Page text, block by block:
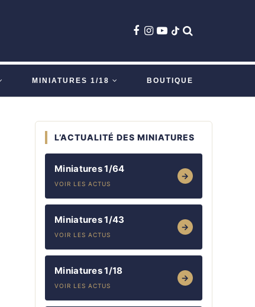
MINIATURES 1/18 BOUTIQUE
L’ACTUALITÉ DES MINIATURES
Miniatures 1/64
VOIR LES ACTUS
→
Miniatures 1/43
VOIR LES ACTUS
→
Miniatures 1/18
VOIR LES ACTUS
→